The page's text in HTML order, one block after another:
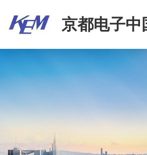
京都电子
商贸有限公